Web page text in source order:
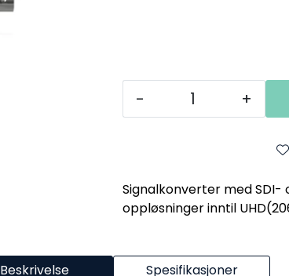
- +
Signalkonverter med
oppløsninger inntil
Beskrivelse Spesifikasjoner